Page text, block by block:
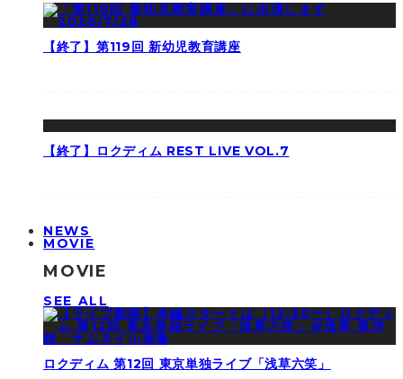
【終了】第119回 新幼児教育講座
【終了】ロクディム REST LIVE VOL.7
NEWS
MOVIE
MOVIE
SEE ALL
ロクディム 第12回 東京単独ライブ「浅草六笑」